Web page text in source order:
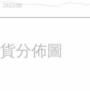
2025/09
分佈圖